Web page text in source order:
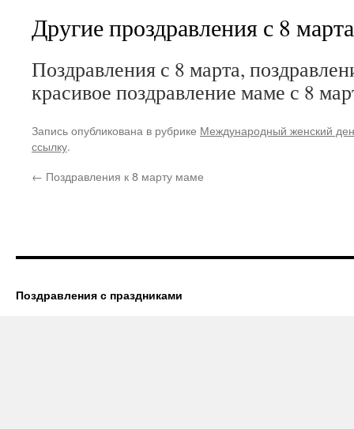
Другие проздравления с 8 марта
Поздравления с 8 марта,
красивое поздравление маме с 8
Запись опубликована в рубрике Международный женский
ссылку.
← Поздравления к 8 марту маме
Поздравления с праздниками